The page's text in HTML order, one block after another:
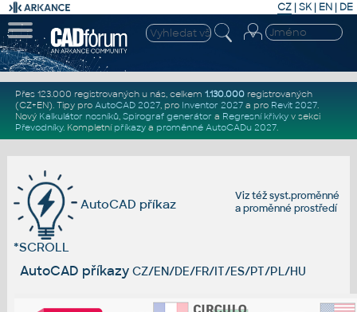
CZ | SK| EN | DE
Přes 123.000 registrovaných u nás, celkem 1.130.000registrovaných
(CZ+EN). Tipy pro AutoCAD 2027, pro Inventor 2027a pro Revit 2027.
Nový Kalkulátor nosníků, Spirograf generátor a Regresní křivkyv sekci
Převodníky. Kompletní příkazya proměnné AutoCADu 2027.
Viz téžsyst.proměnné
aproměnné prostředí
AutoCAD příkaz
*SCROLL
AutoCAD příkazy CZ/EN/DE/FR/IT/ES/PT/PL/HU